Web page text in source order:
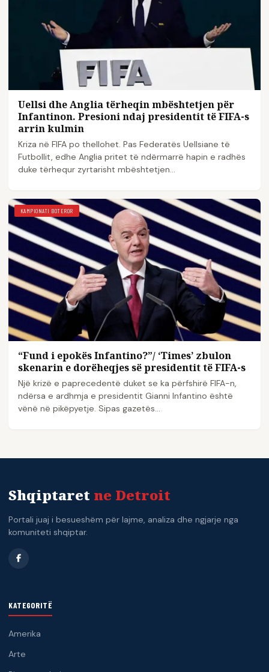
Uellsi dhe Anglia tërheqin mbështetjen për
Infantinon. Presioni ndaj presidentit të FIFA-s
arrin kulmin
Kriza në FIFA po thellohet. Pas Federatës Uellsiane të
Futbollit, edhe Anglia pritet të ndërmarrë hapin e radhës
duke tërhequr zyrtarisht mbështetjen…
KAMPIONATI BOTEROR
“Fund i epokës Infantino?”/ ‘Times’ zbulon
skenarin e dorëheqjes së presidentit të FIFA-s
Një krizë e paprecedentë duket se ka përfshirë FIFA-n,
ndërsa e ardhmja e presidentit Gianni Infantino është
vënë në pikëpyetje. Sipas gazetës…
Shqiptaret ne Detroit
Portali juaj i besueshëm për lajme, analiza dhe ngjarje nga
komuniteti shqiptar.
KATEGORITË
Amerika
Arte